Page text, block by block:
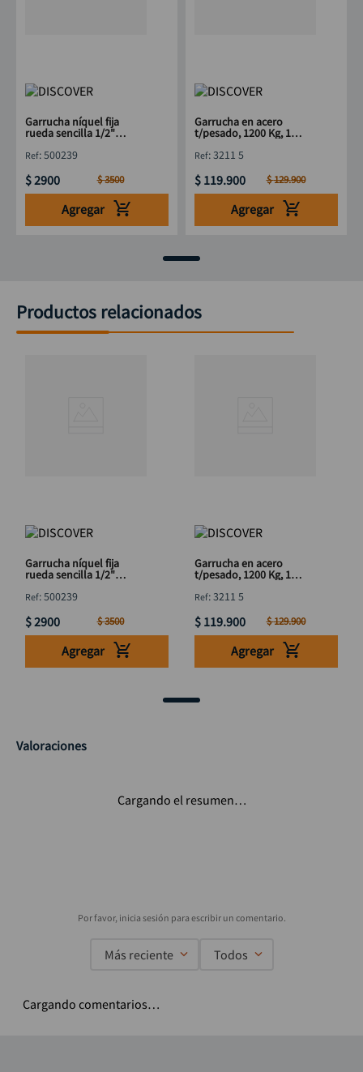
Garrucha níquel fija
rueda sencilla 1/2"
:500239
$2900 $3500
Agregar
Garrucha en acero
t/pesado, 1200 Kg, 1
:3211 5
$ 119.900 $129.900
Agregar
Productos relacionados
Garrucha níquel fija
rueda sencilla 1/2"
:500239
$2900 $3500
Agregar
Garrucha en acero
t/pesado, 1200 Kg, 1
:3211 5
$ 119.900 $129.900
Agregar
Valoraciones
Cargando el resumen…
Más reciente Todos
Cargando comentarios…